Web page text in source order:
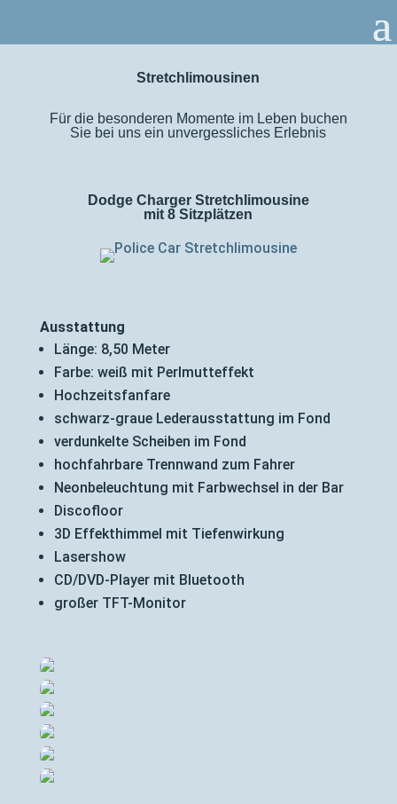
Stretchlimousinen
Für die besonderen Momente im Leben buchen
Sie bei uns ein unvergessliches Erlebnis
Dodge Charger Stretchlimousine
mit 8 Sitzplätzen
Ausstattung
Länge: 8,50 Meter
Farbe: weiß mit Perlmutteffekt
Hochzeitsfanfare
schwarz-graue Lederausstattung im Fond
verdunkelte Scheiben im Fond
hochfahrbare Trennwand zum Fahrer
Neonbeleuchtung mit Farbwechsel in der Bar
Discofloor
3D Effekthimmel mit Tiefenwirkung
Lasershow
CD/DVD-Player mit Bluetooth
großer TFT-Monitor